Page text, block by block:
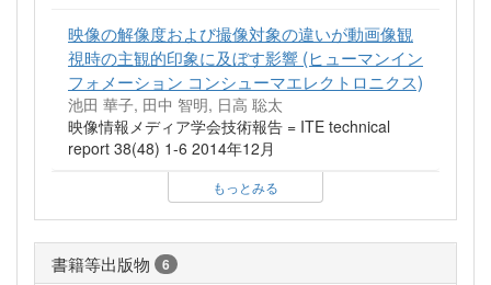
映像の解像度および撮像対象の違いが動画像観
視時の主観的印象に及ぼす影響 (ヒューマンイン
フォメーション コンシューマエレクトロニクス)
池田 華子, 田中 智明, 日高 聡太
映像情報メディア学会技術報告 = ITE technical
report 38(48) 1-6 2014年12月
もっとみる
書籍等出版物 6